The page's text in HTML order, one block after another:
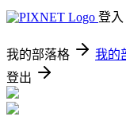
登入
我的部落格 我的
登出